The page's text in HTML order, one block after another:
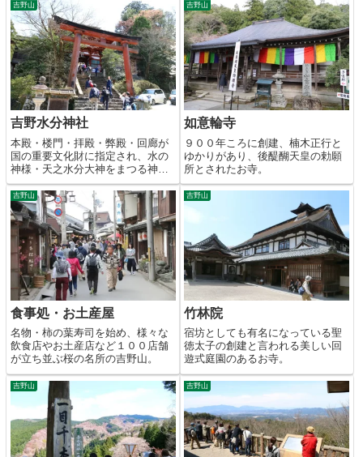
吉野山
吉野水分神社
本殿・楼門・拝殿・弊殿・回廊が
国の重要文化財に指定され、水の
神様・天之水分大神をまつる神
社。
吉野山
如意輪寺
９００年ころに創建、楠木正行と
ゆかりがあり、後醍醐天皇の勅願
所とされたお寺。
吉野山
食事処・お土産屋
名物・柿の葉寿司を始め、様々な
飲食店やお土産店など１００店舗
が立ち並ぶ桜の名所の吉野山。
吉野山
竹林院
宿坊としても有名になっている聖
徳太子の創建と言われる美しい回
遊式庭園のあるお寺。
吉野山 吉野山